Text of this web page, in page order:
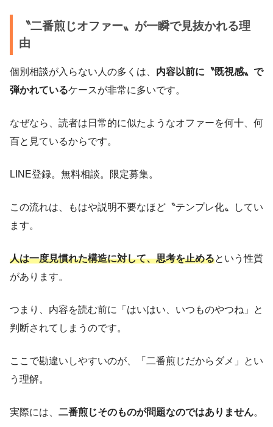
〝二番煎じオファー〟が一瞬で見抜かれる理
由
個別相談が入らない人の多くは、 内容以前に〝既視感〟で
弾かれているケースが非常に多いです。
なぜなら、読者は日常的に似たようなオファーを何十、何
百と見ているからです。
LINE登録。無料相談。限定募集。
この流れは、もはや説明不要なほど〝テンプレ化〟してい
ます。
人は一度見慣れた構造に対して、思考を止めるという性質
があります。
つまり、内容を読む前に「はいはい、いつものやつね」と
判断されてしまうのです。
ここで勘違いしやすいのが、「二番煎じだからダメ」とい
う理解。
実際には、 二番煎じそのものが問題なのではありません。